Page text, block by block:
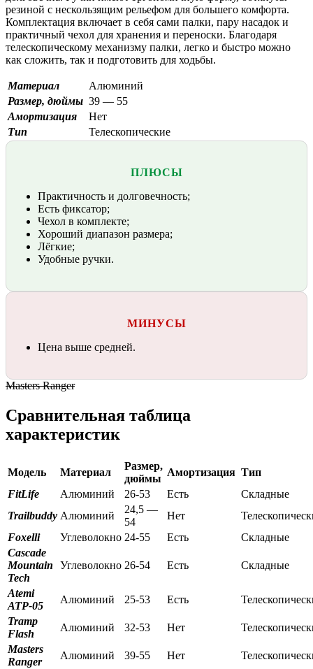
резиной с нескользящим рельефом для большего комфорта.
Комплектация включает в себя сами палки, пару насадок и
практичный чехол для хранения и переноски. Благодаря
телескопическому механизму палки, легко и быстро можно
как сложить, так и подготовить для ходьбы.
Материал
Алюминий
Размер, дюймы 39 — 55
Амортизация
Нет
Тип
Телескопические
ПЛЮСЫ
Практичность и долговечность;
Есть фиксатор;
Чехол в комплекте;
Хороший диапазон размера;
Лёгкие;
Удобные ручки.
МИНУСЫ
Цена выше средней.
Masters Ranger
Сравнительная таблица
характеристик
Модель Материал
Размер,
дюймы
Амортизация Тип
FitLife
Алюминий 26-53 Есть
Складные
Trailbuddy Алюминий
24,5 —
54
Нет
Foxelli
Углеволокно 24-55 Есть
Складные
Cascade
Mountain
Tech
Углеволокно 26-54 Есть Складные
Atemi
ATP-05
Алюминий 25-53 Есть
Tramp
Flash
Алюминий 32-53 Нет
Masters
Ranger
Алюминий 39-55 Нет